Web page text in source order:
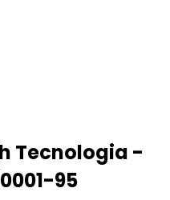
Tecnologia -
95